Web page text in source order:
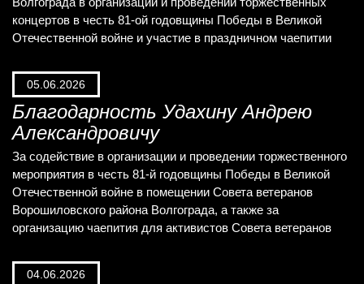
концертов в честь 81-ой годовщины Победы в Великой
Отечественной войне и участие в праздничном чаепитии
05.06.2026
Благодарность Удахину Андрею
Александровичу
За содействие в организации и проведении торжественного
мероприятия в честь 81-й годовщины Победы в Великой
Отечественной войне в помещении Совета ветеранов
Ворошиловского района Волгограда, а также за
организацию чаепития для активистов Совета ветеранов
04.06.2026